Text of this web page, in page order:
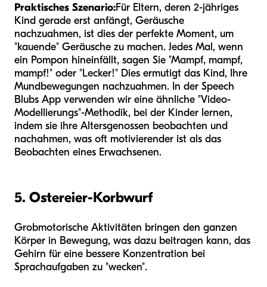
Praktisches Szenario:Für Eltern, deren 2-jähriges
Kind gerade erst anfängt, Geräusche
nachzuahmen, ist dies der perfekte Moment, um
"kauende" Geräusche zu machen. Jedes Mal, wenn
ein Pompon hineinfällt, sagen Sie "Mampf, mampf,
mampf!" oder "Lecker!" Dies ermutigt das Kind, Ihre
Mundbewegungen nachzuahmen. In der Speech
Blubs App verwenden wir eine ähnliche "Video-
Modellierungs"-Methodik, bei der Kinder lernen,
indem sie ihre Altersgenossen beobachten und
nachahmen, was oft motivierender ist als das
Beobachten eines Erwachsenen.
5. Ostereier-Korbwurf
Grobmotorische Aktivitäten bringen den ganzen
Körper in Bewegung, was dazu beitragen kann, das
Gehirn für eine bessere Konzentration bei
Sprachaufgaben zu "wecken".